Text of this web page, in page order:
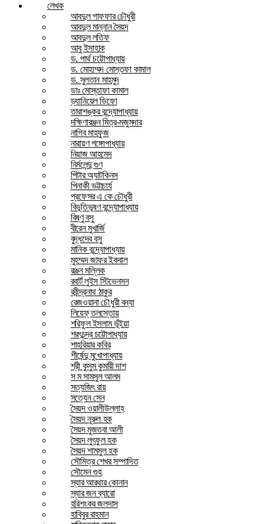
লেখক
আবদুল গাফফার চৌধুরী
আবদুল মান্নান সৈয়দ
আবদুল লতিফ
আবু ইসাহাক
ড. পার্থ চট্টোপাধ্যায়
ড. মোহাম্মদ মোস্তফা কামাল
ড. সুলতান মাহমুদ
ডাঃ মোস্তাফা কামাল
ড্যানিয়েল ডিফো
তারাশঙ্কর বন্দ্যোপাধ্যায়
দক্ষিণারঞ্জন মিত্র-মজুমদার
নাগিব মাহফুজ
নারায়ণ গঙ্গোপাধ্যায়
নিয়াজ আহমেদ
নির্মলেন্দু গুণ
পিটার অ্যাটকিনস
পিনাকী ভট্টাচার্য
প্রফেসর এ কে চৌধুরী
বিভূতিভূষণ বন্দ্যোপাধ্যায়
বিষ্ণু বসু
বীরেন মুখার্জি
বুদ্ধদেব বসু
মানিক বন্দ্যোপাধ্যায়
মুহম্মদ জাফর ইকবাল
রঞ্জন মল্লিক
রবার্ট লুইস স্টিভেনসন
রবীন্দ্রনাথ ঠাকুর
রেজওয়ানা চৌধুরী বন্যা
লিয়েফ্ তলস্তোয়
শরিফুল ইসলাম ভূঁইয়া
শরৎচন্দ্র চট্টোপাধ্যায়
শাহরিয়ার কবির
শীর্ষেন্দু মুখোপাধ্যায়
শ্রী কুসুম কুমারী দাশ
স ম সামসুল আলম
সত্যজিৎ রায়
সত্যেন সেন
সৈয়দ ওয়ালীউল্লাহ্
সৈয়দ নূরুল হক
সৈয়দ মুজতবা আলী
সৈয়দ লুৎফুল হক
সৈয়দ শামসুল হক
সৌমিত্র শেখর সম্পাদিত
সৌমেন গুহ
স্যার আরথার কোনান
স্যার জন ব্যারো
হরিশংকর জলদাস
হাবিবুর রাহমান